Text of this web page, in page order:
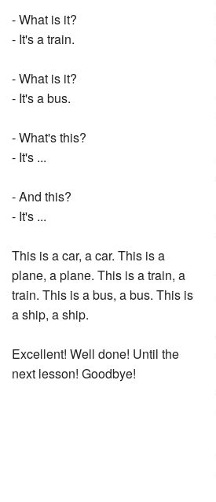
- What is it?
- It's a train.
- What is it?
- It's a bus.
- What's this?
- It's ...
- And this?
- It's ...
This is a car, a car. This is a
plane, a plane. This is a train, a
train. This is a bus, a bus. This is
a ship, a ship.
Excellent! Well done! Until the
next lesson! Goodbye!